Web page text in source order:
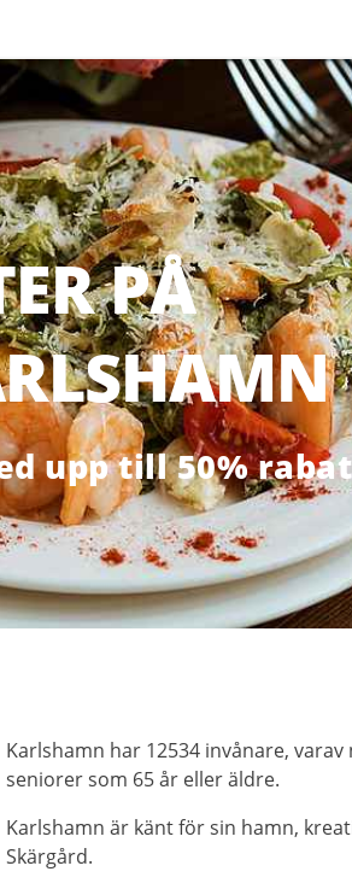
PÅ
upp till 50%
Karlshamn har 12534 invånare,
seniorer som 65 år eller äldre.
Karlshamn är känt för sin hamn,
Skärgård.